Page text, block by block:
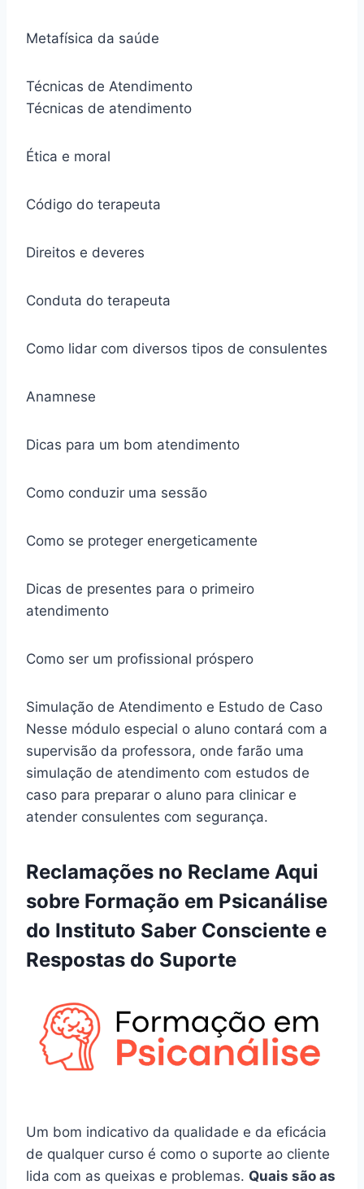
Metafísica da saúde
Técnicas de Atendimento
Técnicas de atendimento
Ética e moral
Código do terapeuta
Direitos e deveres
Conduta do terapeuta
Como lidar com diversos tipos de consulentes
Anamnese
Dicas para um bom atendimento
Como conduzir uma sessão
Como se proteger energeticamente
Dicas de presentes para o primeiro
atendimento
Como ser um profissional próspero
Simulação de Atendimento e Estudo de Caso
Nesse módulo especial o aluno contará com a
supervisão da professora, onde farão uma
simulação de atendimento com estudos de
caso para preparar o aluno para clinicar e
atender consulentes com segurança.
Reclamações no Reclame Aqui
sobre Formação em Psicanálise
do Instituto Saber Consciente e
Respostas do Suporte
Um bom indicativo da qualidade e da eficácia
de qualquer curso é como o suporte ao cliente
lida com as queixas e problemas. Quais são as